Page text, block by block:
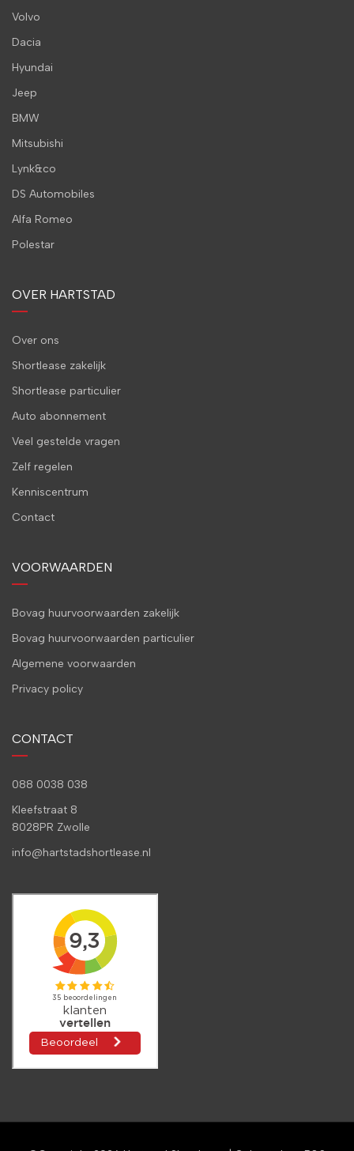
Volvo
Dacia
Hyundai
Jeep
BMW
Mitsubishi
Lynk&co
DS Automobiles
Alfa Romeo
Polestar
OVER HARTSTAD
Over ons
Shortlease zakelijk
Shortlease particulier
Auto abonnement
Veel gestelde vragen
Zelf regelen
Kenniscentrum
Contact
VOORWAARDEN
Bovag huurvoorwaarden zakelijk
Bovag huurvoorwaarden particulier
Algemene voorwaarden
Privacy policy
CONTACT
088 0038 038
Kleefstraat 8
8028PR Zwolle
info@hartstadshortlease.nl